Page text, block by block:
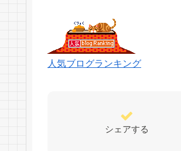
人気ブログランキング
シェアする